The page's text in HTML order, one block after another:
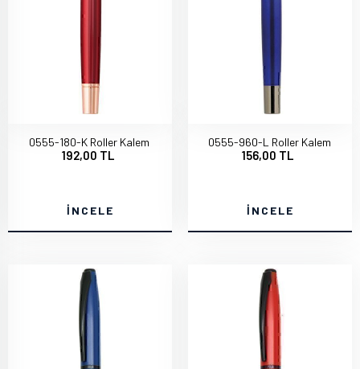
0555-180-K Roller Kalem
192,00 TL
İNCELE
0555-960-L Roller Kalem
156,00 TL
İNCELE